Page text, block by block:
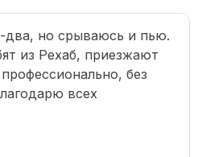
два, но срываюсь и пью.
из Рехаб, приезжают
без
всех